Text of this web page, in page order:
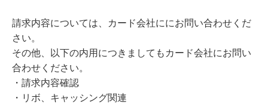
請求内容については、カード会社ににお問い合わせくだ
さい。
その他、以下の内用につきましてもカード会社にお問い
合わせください。
・請求内容確認
・リボ、キャッシング関連